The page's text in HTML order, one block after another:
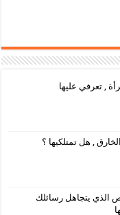
, تعرفي عليها
, هل تمتلكيها ؟
الذي يتجاهل رسائلك